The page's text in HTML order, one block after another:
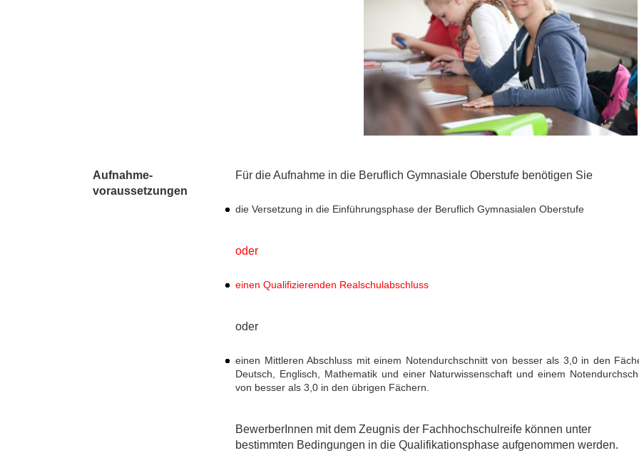
Aufnahme-
voraussetzungen
Für die Aufnahme in die Beruflich Gymnasiale Oberstufe benötigen Sie
die Versetzung in die Einführungsphase der Beruflich Gymnasialen Oberstufe
oder
einen Qualifizierenden Realschulabschluss
oder
einen Mittleren Abschluss mit einem Notendurchschnitt von besser als 3,0 in den
Deutsch, Englisch, Mathematik und einer Naturwissenschaft und einem
von besser als 3,0 in den übrigen Fächern.
BewerberInnen mit dem Zeugnis der Fachhochschulreife können unter
bestimmten Bedingungen in die Qualifikationsphase aufgenommen werden.